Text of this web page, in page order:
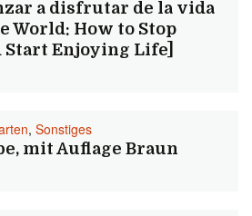
a disfrutar de la vida
World: How to Stop
Enjoying Life]
, Sonstiges
mit Auflage Braun